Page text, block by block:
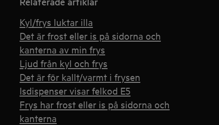
Kyl/frys luktar illa
Det är frost eller is på sidorna och
kanterna av min frys
Ljud från kyl och frys
Det är för kallt/varmt i frysen
Isdispenser visar felkod E5
Frys har frost eller is på sidorna och
kanterna